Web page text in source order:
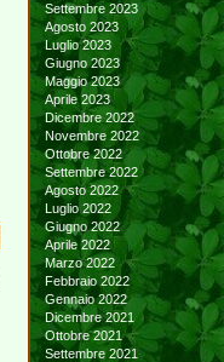
Settembre 2023
Agosto 2023
Luglio 2023
Giugno 2023
Maggio 2023
Aprile 2023
Dicembre 2022
Novembre 2022
Ottobre 2022
Settembre 2022
Agosto 2022
Luglio 2022
Giugno 2022
Aprile 2022
Marzo 2022
Febbraio 2022
Gennaio 2022
Dicembre 2021
Ottobre 2021
Settembre 2021